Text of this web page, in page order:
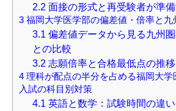
2.2 面接の形式と再受験者が準
3 福岡大学医学部の偏差値・倍率と九
3.1 偏差値データから見る九州
との比較
3.2 志願倍率と合格最低点の推移
4 理科が配点の半分を占める福岡大学
入試の科目別対策
4.1 英語と数学：試験時間の違